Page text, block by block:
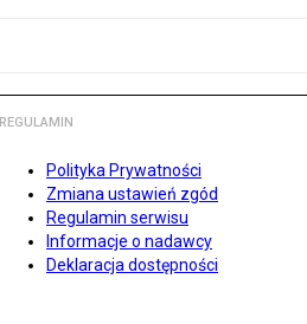
REGULAMIN
Polityka Prywatności
Zmiana ustawień zgód
Regulamin serwisu
Informacje o nadawcy
Deklaracja dostępności